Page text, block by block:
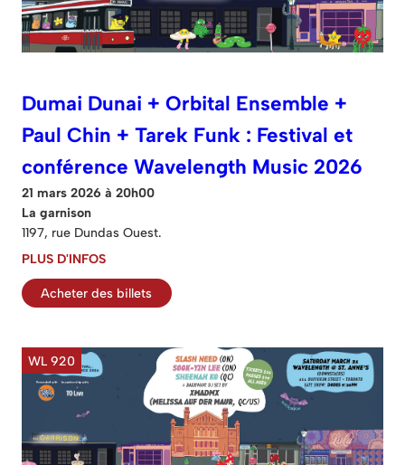
Dumai Dunai + Orbital Ensemble +
Paul Chin + Tarek Funk : Festival et
conférence Wavelength Music 2026
21 mars 2026 à 20h00
La garnison
1197, rue Dundas Ouest.
PLUS D'INFOS
Acheter des billets
WL 920